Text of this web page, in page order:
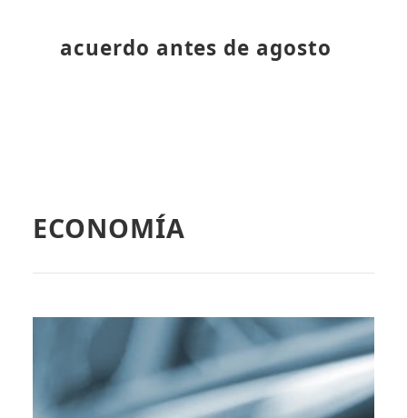
acuerdo antes de agosto
ECONOMÍA